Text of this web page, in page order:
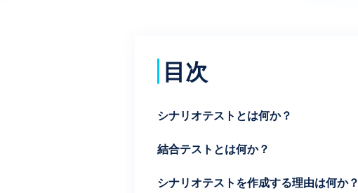
目次
シナリオテストとは何か？
結合テストとは何か？
シナリオテストを作成する理由は何か？